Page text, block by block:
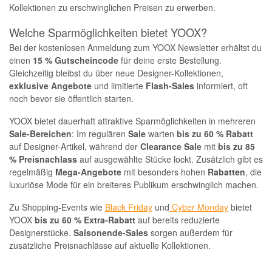
Kollektionen zu erschwinglichen Preisen zu erwerben.
Welche Sparmöglichkeiten bietet YOOX?
Bei der kostenlosen Anmeldung zum YOOX Newsletter erhältst du
einen 15 % Gutscheincode für deine erste Bestellung.
Gleichzeitig bleibst du über neue Designer-Kollektionen,
exklusive Angebote und limitierte Flash-Sales informiert, oft
noch bevor sie öffentlich starten.
YOOX bietet dauerhaft attraktive Sparmöglichkeiten in mehreren
Sale-Bereichen: Im regulären Sale warten bis zu 60 % Rabatt
auf Designer-Artikel, während der Clearance Sale mit bis zu 85
% Preisnachlass auf ausgewählte Stücke lockt. Zusätzlich gibt es
regelmäßig Mega-Angebote mit besonders hohen Rabatten, die
luxuriöse Mode für ein breiteres Publikum erschwinglich machen.
Zu Shopping-Events wie Black Friday und Cyber Monday bietet
YOOX bis zu 60 % Extra-Rabatt auf bereits reduzierte
Designerstücke. Saisonende-Sales sorgen außerdem für
zusätzliche Preisnachlässe auf aktuelle Kollektionen.